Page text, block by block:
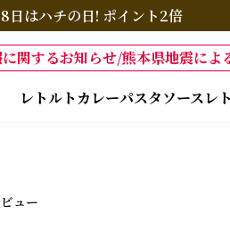
8日はハチの日! ポイント2倍
関するお知らせ/熊本県地震によ
レトルトカレーパスタソースレ
ュー